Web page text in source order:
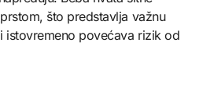
što predstavlja važnu
istovremeno povećava rizik od